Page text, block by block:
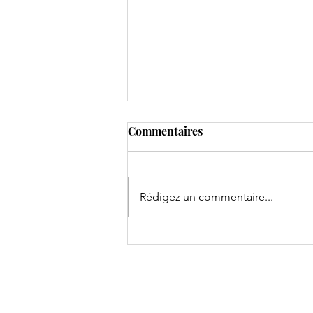
Podcast🎙️24✨ Thomas
Commentaires
Rédigez un commentaire...